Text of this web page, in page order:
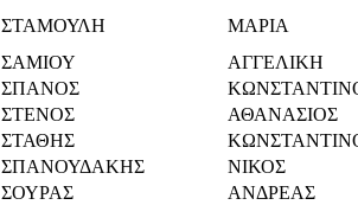
ΣΤΑΜΟΥΛΗ
ΜΑΡΙΑ
ΣΑΜΙΟΥ
ΑΓΓΕΛΙΚΗ
ΣΠΑΝΟΣ
ΣΤΕΝΟΣ
ΑΘΑΝΑΣΙΟΣ
ΣΤΑΘΗΣ
ΣΠΑΝΟΥΔΑΚΗΣ
ΝΙΚΟΣ
ΣΟΥΡΑΣ ΑΝΔΡΕΑΣ